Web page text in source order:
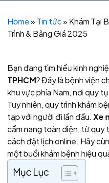
Home» Tin tức» Khám Tại
Trình & Bảng Giá 2025
Bạn đang tìm hiểu kinh
TPHCM? Đây là bệnh viện
khu vực phía Nam, nơi quy
Tuy nhiên, quy trình khám
tạp với người đi lần đầu. Xe
cẩm nang toàn diện, từ quy
cách đặt lịch online. Hãy
một buổi khám bệnh hiệu
Mục Lục